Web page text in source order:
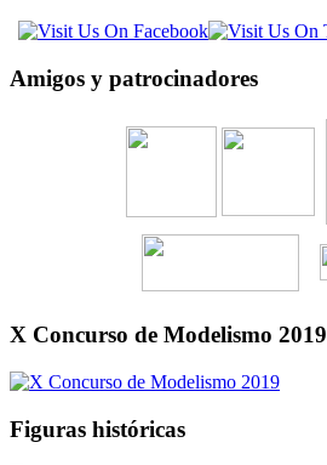
Amigos y patrocinadores
X Concurso de Modelismo 2019
Figuras históricas